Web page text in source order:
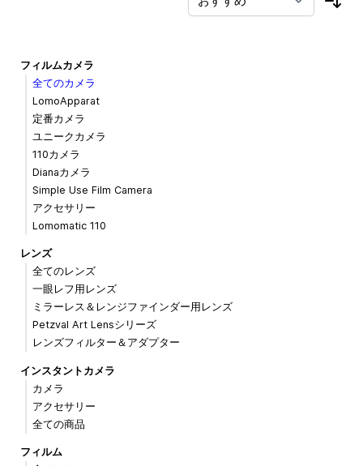
フィルムカメラ
全てのカメラ
LomoApparat
定番カメラ
ユニークカメラ
110カメラ
Dianaカメラ
Simple Use Film Camera
アクセサリー
Lomomatic 110
レンズ
全てのレンズ
一眼レフ用レンズ
ミラーレス＆レンジファインダー用レンズ
Petzval Art Lensシリーズ
レンズフィルター＆アダプター
インスタントカメラ
カメラ
アクセサリー
全ての商品
フィルム